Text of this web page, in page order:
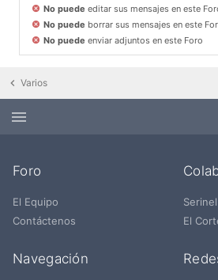
No puede editar sus mensajes en este
No puede borrar sus mensajes en este
No puede enviar adjuntos en este Foro
Varios
Foro
El Equipo
Contáctenos
Serinel
El
Navegación